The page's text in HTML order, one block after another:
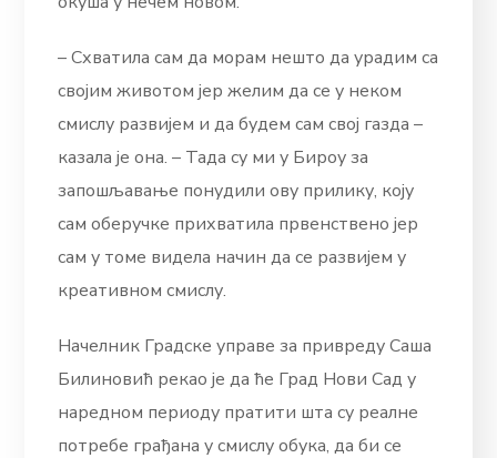
– Схватила сам да морам нешто да урадим са
својим животом јер желим да се у неком
смислу развијем и да будем сам свој газда –
казала је она. – Тада су ми у Бироу за
запошљавање понудили ову прилику, коју
сам оберучке прихватила првенствено јер
сам у томе видела начин да се развијем у
креативном смислу.
Начелник Градске управе за привреду Саша
Билиновић рекао је да ће Град Нови Сад у
наредном периоду пратити шта су реалне
потребе грађана у смислу обука, да би се